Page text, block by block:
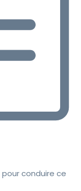
conduire ce